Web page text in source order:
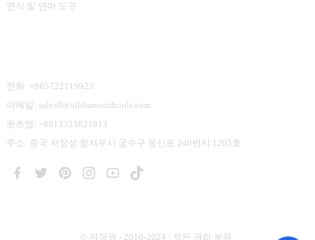
연삭 및 연마 도구
전화: +865722119923
이메일: sales8@alldiamondtools.com
왓츠앱: +8613325821813
주소: 중국 저장성 항저우시 궁수구 둥신로 240번지 1205호
© 저작권 - 2010-2024 : 모든 권리 보유.